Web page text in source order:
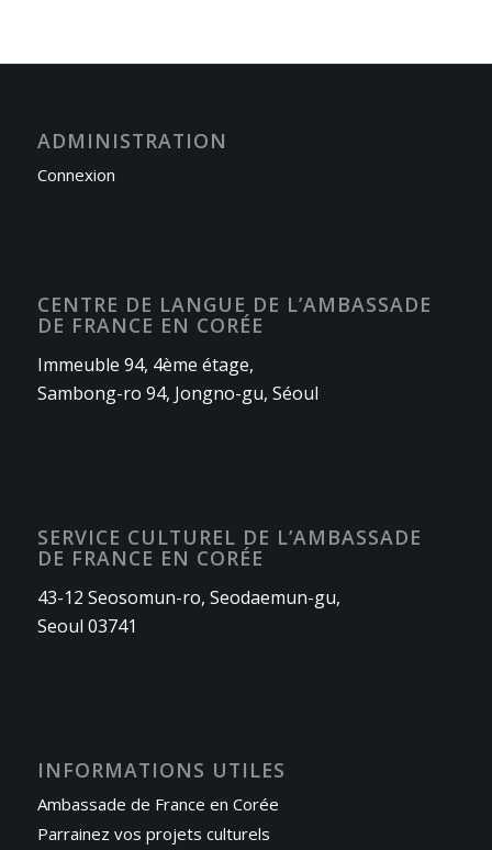
ADMINISTRATION
Connexion
CENTRE DE LANGUE DE L’AMBASSADE
DE FRANCE EN CORÉE
Immeuble 94, 4ème étage,
Sambong-ro 94, Jongno-gu, Séoul
SERVICE CULTUREL DE L’AMBASSADE
DE FRANCE EN CORÉE
43-12 Seosomun-ro, Seodaemun-gu,
Seoul 03741
INFORMATIONS UTILES
Ambassade de France en Corée
Parrainez vos projets culturels